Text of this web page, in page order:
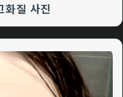
화질 사진